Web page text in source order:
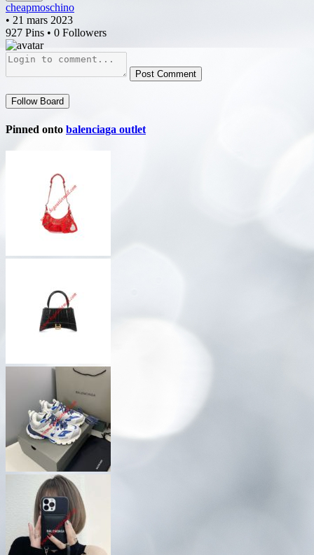
cheapmoschino
• 21 mars 2023
927 Pins • 0 Followers
Post Comment
Follow Board
Pinned onto balenciaga outlet